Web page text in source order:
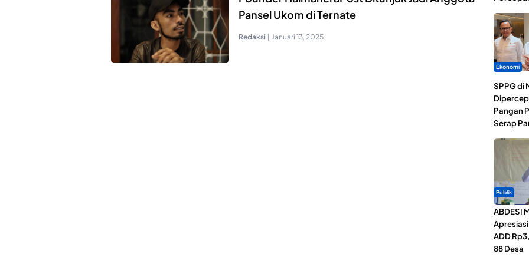
Pansel Ukom di Ternate
Redaksi | Januari 13, 2025
Ekonomi
SPPG di
Pangan
Serap
Publik
ABDESI
ADD
88 Desa